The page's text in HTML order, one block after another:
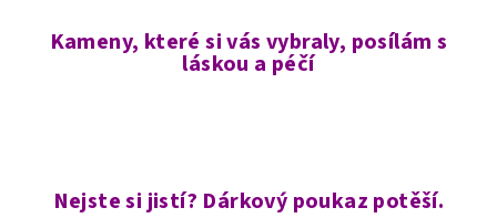
Kameny, které si vás vybraly, posílám s
láskou a péčí
Nejste si jistí? Dárkový poukaz potěší.